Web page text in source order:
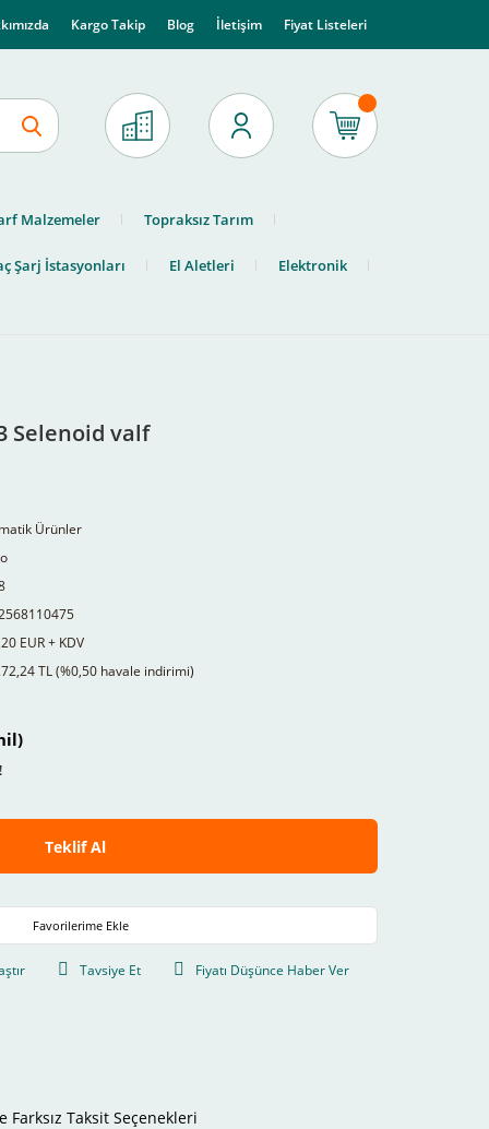
Kargo Takip Blog İletişim Fiyat Listeleri
Malzemeler Topraksız Tarım
Şarj İstasyonları El Aletleri Elektronik
Selenoid valf
Ürünler
EUR + KDV
TL (%0,50 havale indirimi)
Teklif Al
Tavsiye Et Fiyatı Düşünce Haber Ver
Farksız Taksit Seçenekleri